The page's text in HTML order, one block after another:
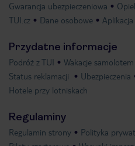
Gwarancja ubezpieczeniowa
TUI.cz
Dane osobowe
Przydatne informacje
Podróż z TUI Wakacje samolotem
Status reklamacji
Ubezpieczenia
Hotele przy lotniskach
Regulaminy
Regulamin strony Polityka